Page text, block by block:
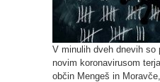
V minulih dveh dnevih so
novim koronavirusom
občin Mengeš in